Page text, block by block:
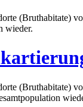
(Bruthabitate)
wieder.
(Bruthabitate)